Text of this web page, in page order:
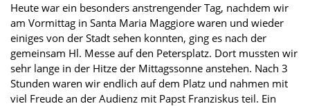
Heute war ein besonders anstrengender Tag, nachdem wir
am Vormittag in Santa Maria Maggiore waren und wieder
einiges von der Stadt sehen konnten, ging es nach der
gemeinsam Hl. Messe auf den Petersplatz. Dort mussten wir
sehr lange in der Hitze der Mittagssonne anstehen. Nach 3
Stunden waren wir endlich auf dem Platz und nahmen mit
viel Freude an der Audienz mit Papst Franziskus teil. Ein